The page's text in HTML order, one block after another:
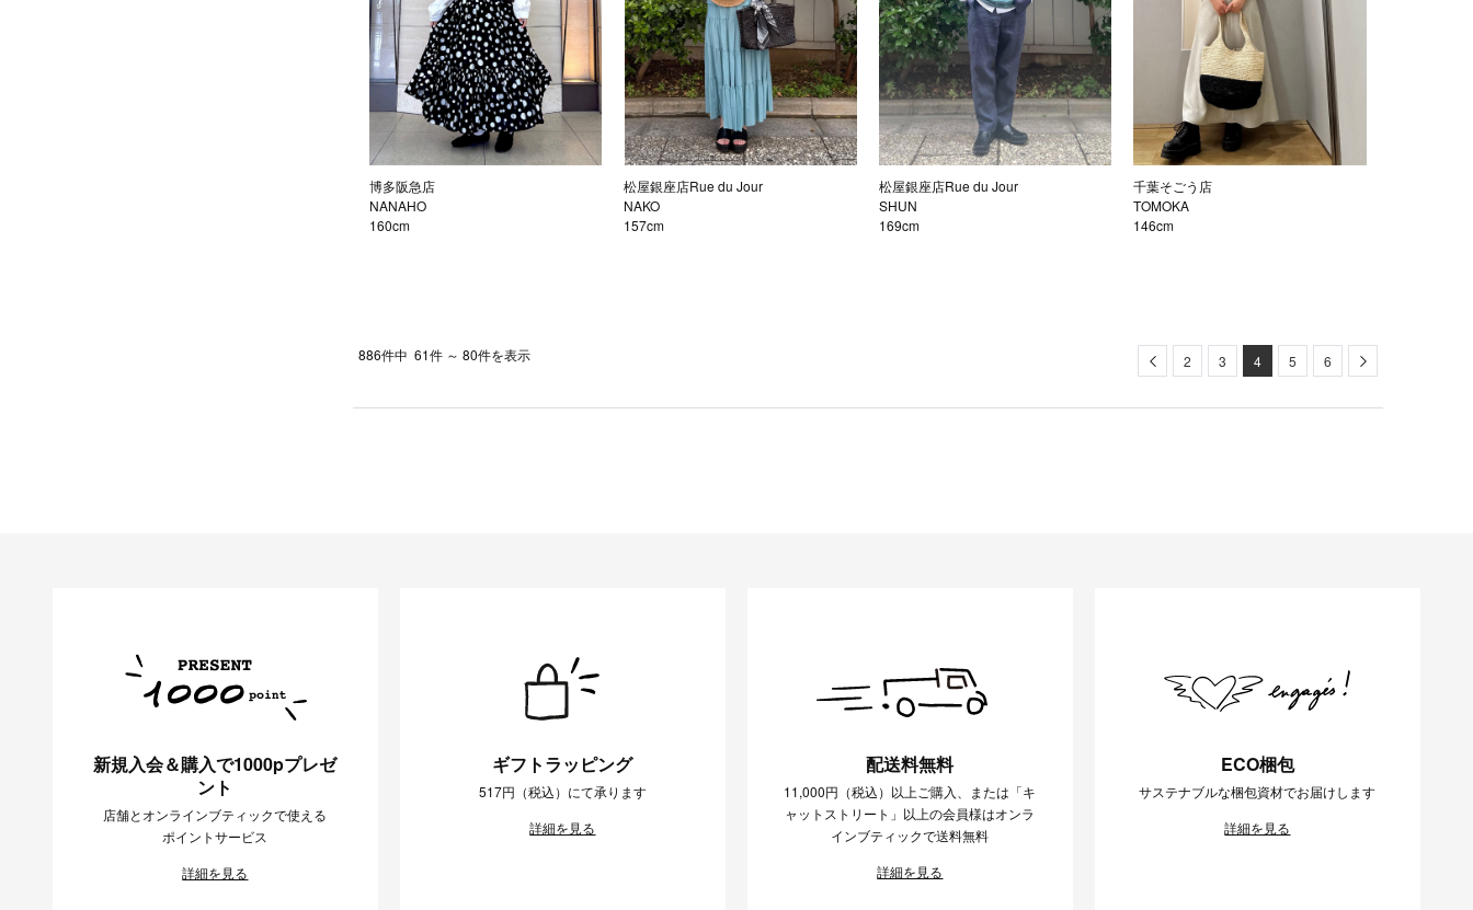
博多阪急店
NANAHO
160cm
松屋銀座店Rue du Jour
NAKO
157cm
松屋銀座店Rue du Jour
SHUN
169cm
千葉そごう店
TOMOKA
146cm
886件中 61件 ～ 80件を表示 Previous
2 3 4 5 6 Next
新規入会＆購入で1000pプレゼ
ント
店舗とオンラインブティックで使える
ポイントサービス
詳細を見る
ギフトラッピング
517円（税込）にて承ります
詳細を見る
配送料無料
11,000円（税込）以上ご購入、または「キ
ャットストリート」以上の会員様はオンラ
インブティックで送料無料
詳細を見る
ECO梱包
サステナブルな梱包資材でお届けします
詳細を見る